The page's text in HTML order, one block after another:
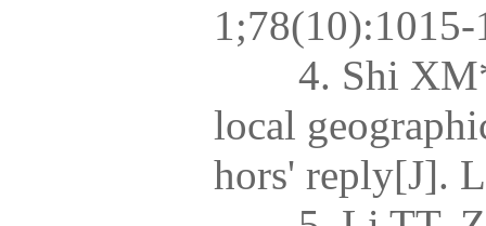
1;78(10):1015-
4. Shi XM*,
local
hors' reply[J].